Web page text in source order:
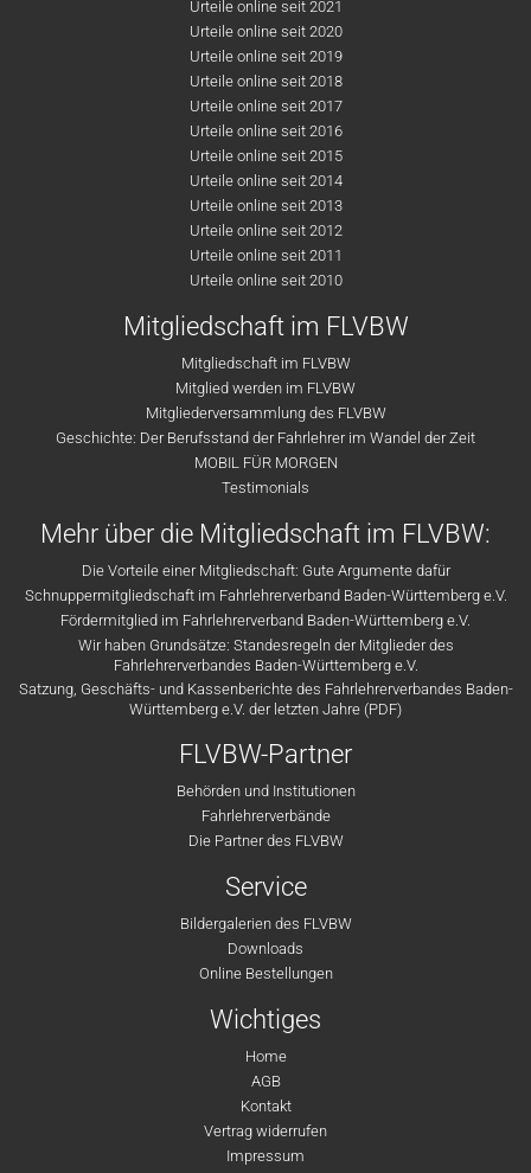
Urteile online seit 2021
Urteile online seit 2020
Urteile online seit 2019
Urteile online seit 2018
Urteile online seit 2017
Urteile online seit 2016
Urteile online seit 2015
Urteile online seit 2014
Urteile online seit 2013
Urteile online seit 2012
Urteile online seit 2011
Urteile online seit 2010
Mitgliedschaft im FLVBW
Mitgliedschaft im FLVBW
Mitglied werden im FLVBW
Mitgliederversammlung des FLVBW
Geschichte: Der Berufsstand der Fahrlehrer im Wandel der Zeit
MOBIL FÜR MORGEN
Testimonials
Mehr über die Mitgliedschaft im FLVBW:
Die Vorteile einer Mitgliedschaft: Gute Argumente dafür
Schnuppermitgliedschaft im Fahrlehrerverband Baden-Württemberg e.V.
Fördermitglied im Fahrlehrerverband Baden-Württemberg e.V.
Wir haben Grundsätze: Standesregeln der Mitglieder des
Fahrlehrerverbandes Baden-Württemberg e.V.
Satzung, Geschäfts- und Kassenberichte des Fahrlehrerverbandes Baden-
Württemberg e.V. der letzten Jahre (PDF)
FLVBW-Partner
Behörden und Institutionen
Fahrlehrerverbände
Die Partner des FLVBW
Service
Bildergalerien des FLVBW
Downloads
Online Bestellungen
Wichtiges
Home
AGB
Kontakt
Vertrag widerrufen
Impressum